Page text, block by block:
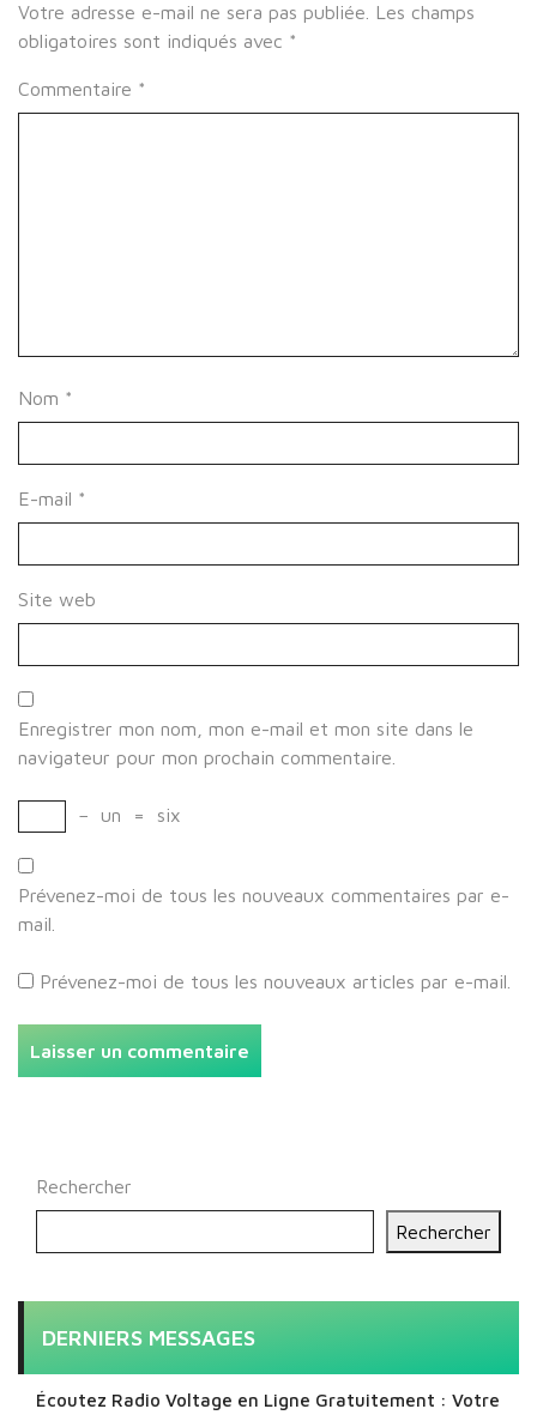
Votre adresse e-mail ne sera pas publiée.
Les champs
obligatoires sont indiqués avec *
Commentaire *
Nom *
E-mail *
Site web
Enregistrer mon nom, mon e-mail et mon site dans le
navigateur pour mon prochain commentaire.
− un = six
Prévenez-moi de tous les nouveaux commentaires par e-
mail.
Prévenez-moi de tous les nouveaux articles par e-mail.
Rechercher
Rechercher
DERNIERS MESSAGES
Écoutez Radio Voltage en Ligne Gratuitement : Votre